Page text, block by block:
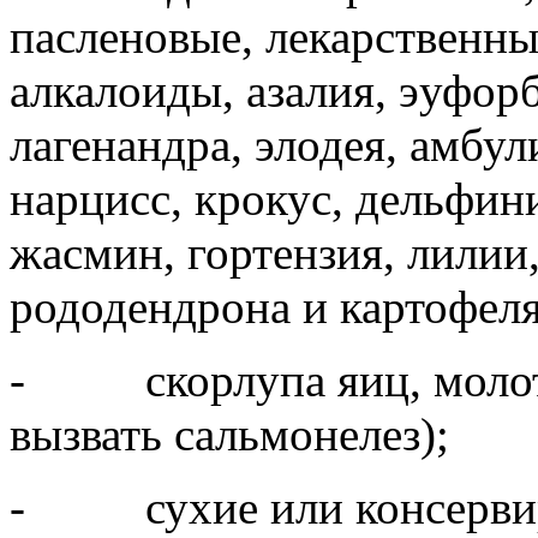
пасленовые,
алкалоиды, азалия,
лагенандра, элодея,
нарцисс, крокус,
жасмин, гортензия,
рододендрона и
- скорлупа яиц,
вызвать сальмонелез);
- сухие или